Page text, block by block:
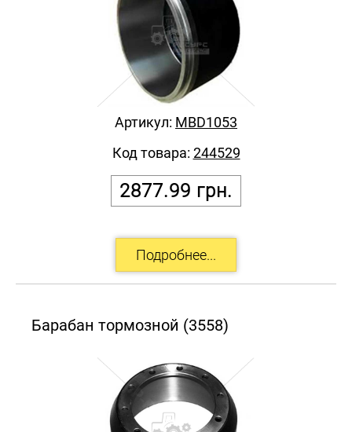
2877.99 грн.
Артикул: MBD1053
Код товара: 244529
Барабан тормозной (3558)